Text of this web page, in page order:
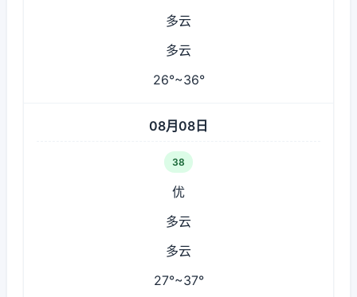
多云
多云
26°~36°
08月08日
38
优
多云
多云
27°~37°